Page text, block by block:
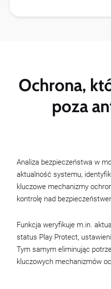
Ochrona,
poza
Analiza bezpieczeństwa w
aktualność systemu,
kluczowe mechanizmy
kontrolę nad
Funkcja weryfikuje m.in.
status Play Protect,
Tym samym eliminując
kluczowych mechanizmów